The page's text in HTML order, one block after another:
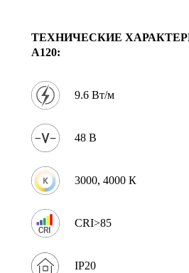
ТЕХНИЧЕСКИЕ
A120:
9.6 Вт/м
48 В
3000, 4000 К
CRI>85
IP20